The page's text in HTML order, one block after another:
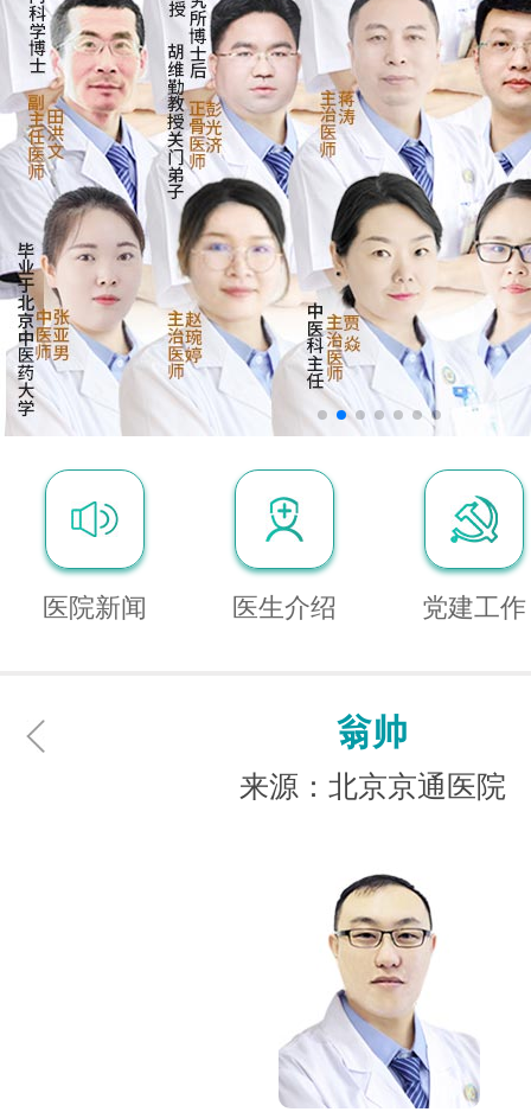
预约挂号 Appointment Registration
电话挂号
医院新闻 医生介绍 党建工作
翁帅
来源：北京京通医院